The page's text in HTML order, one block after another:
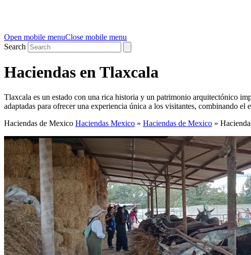
Open mobile menuClose mobile menu
Search
Haciendas en Tlaxcala
Tlaxcala es un estado con una rica historia y un patrimonio arquitectónico
adaptadas para ofrecer una experiencia única a los visitantes, combinando el
Haciendas de Mexico Haciendas Mexico » Haciendas de Mexico »